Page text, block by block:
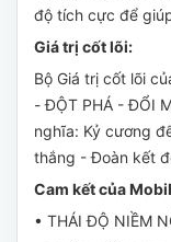
độ tích cực để
Giá trị cốt lõi:
Bộ Giá trị cốt lõi
- ĐỘT PHÁ - ĐỔI
nghĩa: Kỷ cương
thắng - Đoàn kết
Cam kết của
• THÁI ĐỘ NIỀM